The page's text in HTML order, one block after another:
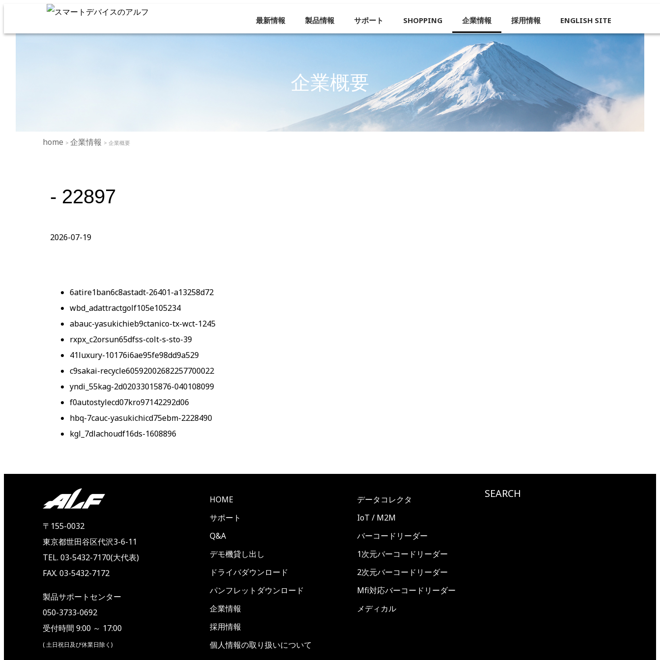
最新情報 製品情報 サポート SHOPPING 企業情報 採用情報 ENGLISH SITE
企業概要
home > 企業情報 > 企業概要
- 22897
2026-07-19
6atire1ban6c8astadt-26401-a13258d72
wbd_adattractgolf105e105234
abauc-yasukichieb9ctanico-tx-wct-1245
rxpx_c2orsun65dfss-colt-s-sto-39
41luxury-10176i6ae95fe98dd9a529
c9sakai-recycle60592002682257700022
yndi_55kag-2d02033015876-040108099
f0autostylecd07kro97142292d06
hbq-7cauc-yasukichicd75ebm-2228490
kgl_7dlachoudf16ds-1608896
〒155-0032
東京都世田谷区代沢3-6-11
TEL. 03-5432-7170(大代表)
FAX. 03-5432-7172
製品サポートセンター
050-3733-0692
受付時間 9:00 ～ 17:00
( 土日祝日及び休業日除く)
HOME
サポート
Q&A
デモ機貸し出し
ドライバダウンロード
パンフレットダウンロード
企業情報
採用情報
個人情報の取り扱いについて
データコレクタ
IoT / M2M
バーコードリーダー
1次元バーコードリーダー
2次元バーコードリーダー
Mfi対応バーコードリーダー
メディカル
SEARCH